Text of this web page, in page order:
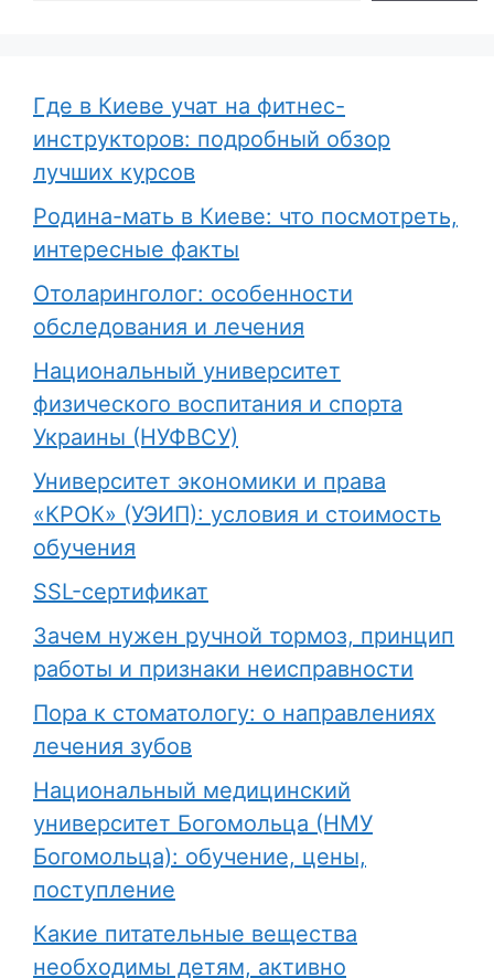
Где в Киеве учат на фитнес-
инструкторов: подробный обзор
лучших курсов
Родина-мать в Киеве: что посмотреть,
интересные факты
Отоларинголог: особенности
обследования и лечения
Национальный университет
физического воспитания и спорта
Украины (НУФВСУ)
Университет экономики и права
«КРОК» (УЭИП): условия и стоимость
обучения
SSL-сертификат
Зачем нужен ручной тормоз, принцип
работы и признаки неисправности
Пора к стоматологу: о направлениях
лечения зубов
Национальный медицинский
университет Богомольца (НМУ
Богомольца): обучение, цены,
поступление
Какие питательные вещества
необходимы детям, активно